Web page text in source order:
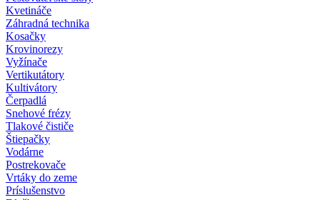
Kvetináče
Záhradná technika
Kosačky
Krovinorezy
Vyžínače
Vertikutátory
Kultivátory
Čerpadlá
Snehové frézy
Tlakové čističe
Štiepačky
Vodárne
Postrekovače
Vrtáky do zeme
Príslušenstvo